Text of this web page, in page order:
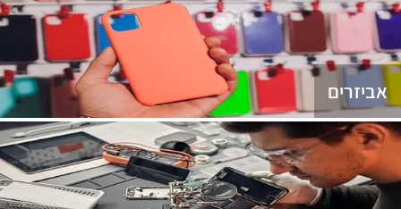
אביזרים